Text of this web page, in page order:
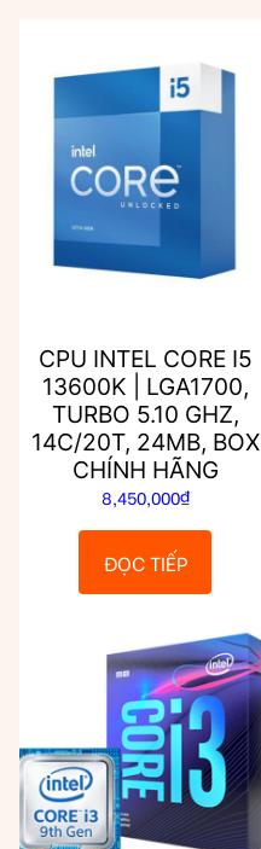
CPU INTEL CORE I5
13600K | LGA1700,
TURBO 5.10 GHZ,
14C/20T, 24MB, BOX
CHÍNH HÃNG
8,450,000₫
ĐỌC TIẾP